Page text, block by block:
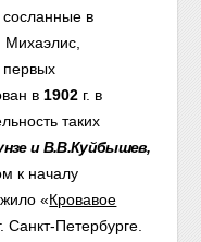
сосланные в
Михаэлис,
в 1902 г. в
таких
и В.В.Куйбышев,
к началу
«Кровавое
Санкт-Петербурге.